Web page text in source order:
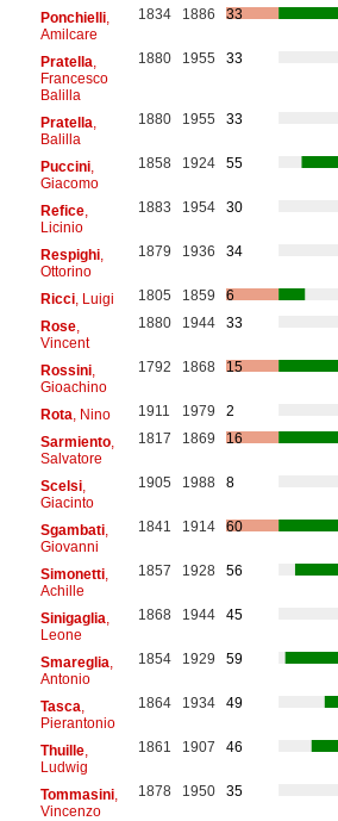
Ponchielli,
Amilcare
1834 1886 33
Pratella
Francesco
Balilla
1880 1955 33
Pratella
Balilla
1880 1955 33
Puccini,
Giacomo
1858 1924 55
Refice,
Licinio
1883 1954 30
Respighi,
Ottorino
1879 1936 34
Ricci, Luigi 1805 1859
6
Rose,
Vincent
1880 1944 33
Rossini,
Gioachino
1792 1868 15
Rota , Nino 1911 1979
2
Sarmiento,
Salvatore
1817 1869 16
Scelsi,
Giacinto
1905 1988 8
Sgambati,
Giovanni
1841 1914 60
Simonetti,
Achille
1857 1928 56
Sinigaglia
Leone
1868 1944 45
Smareglia
Antonio
1854 1929 59
Tasca
Pierantonio
1864 1934 49
Thuille,
Ludwig
1861 1907 46
Tommasini,
Vincenzo
1878 1950 35